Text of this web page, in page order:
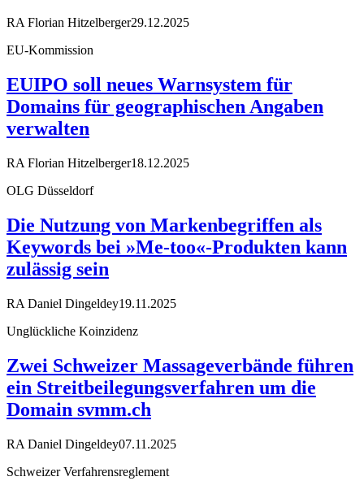
RA Florian Hitzelberger29.12.2025
EU-Kommission
EUIPO soll neues Warnsystem für
Domains für geographischen Angaben
verwalten
RA Florian Hitzelberger18.12.2025
OLG Düsseldorf
Die Nutzung von Markenbegriffen als
Keywords bei »Me-too«-Produkten kann
zulässig sein
RA Daniel Dingeldey19.11.2025
Unglückliche Koinzidenz
Zwei Schweizer Massageverbände führen
ein Streitbeilegungsverfahren um die
Domain svmm.ch
RA Daniel Dingeldey07.11.2025
Schweizer Verfahrensreglement